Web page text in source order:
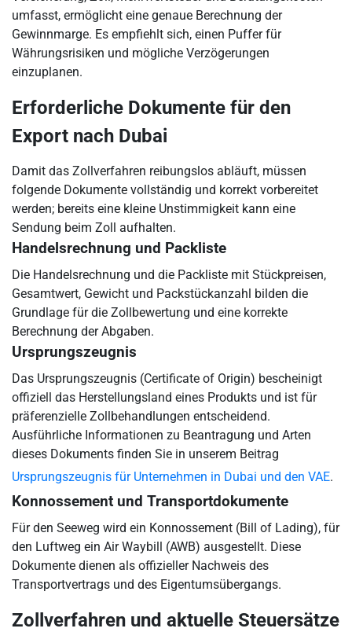
umfasst, ermöglicht eine genaue Berechnung der
Gewinnmarge. Es empfiehlt sich, einen Puffer für
Währungsrisiken und mögliche Verzögerungen
einzuplanen.
Erforderliche Dokumente für den
Export nach Dubai
Damit das Zollverfahren reibungslos abläuft, müssen
folgende Dokumente vollständig und korrekt vorbereitet
werden; bereits eine kleine Unstimmigkeit kann eine
Sendung beim Zoll aufhalten.
Handelsrechnung und Packliste
Die Handelsrechnung und die Packliste mit Stückpreisen,
Gesamtwert, Gewicht und Packstückanzahl bilden die
Grundlage für die Zollbewertung und eine korrekte
Berechnung der Abgaben.
Ursprungszeugnis
Das Ursprungszeugnis (Certificate of Origin) bescheinigt
offiziell das Herstellungsland eines Produkts und ist für
präferenzielle Zollbehandlungen entscheidend.
Ausführliche Informationen zu Beantragung und Arten
dieses Dokuments finden Sie in unserem Beitrag
Ursprungszeugnis für Unternehmen in Dubai und den VAE.
Konnossement und Transportdokumente
Für den Seeweg wird ein Konnossement (Bill of Lading), für
den Luftweg ein Air Waybill (AWB) ausgestellt. Diese
Dokumente dienen als offizieller Nachweis des
Transportvertrags und des Eigentumsübergangs.
Zollverfahren und aktuelle Steuersätze